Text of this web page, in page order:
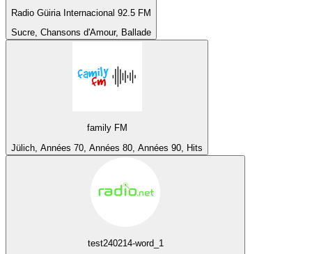
Radio Güiria Internacional 92.5 FM
Sucre, Chansons d'Amour, Ballade
family FM
Jülich, Années 70, Années 80, Années 90, Hits
test240214-word_1